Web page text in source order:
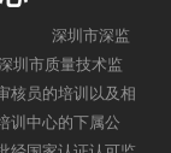
深圳市深监
圳市质量技术监
核员的培训以及相
训中心的下属公